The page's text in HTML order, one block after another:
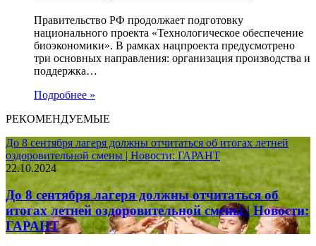
Правительство РФ продолжает подготовку
национального проекта «Технологическое обеспечение
биоэкономики». В рамках нацпроекта предусмотрено
три основных направления: организация производства и
поддержка…
Подробнее »
РЕКОМЕНДУЕМЫЕ
До 8 сентября лагеря должны отчитаться об итогах летней
оздоровительной смены | Новости: ГАРАНТ
22.10.2024
До 8 сентября лагеря должны отчитаться об
итогах летней оздоровительной смены | Новости:
ГАРАНТ